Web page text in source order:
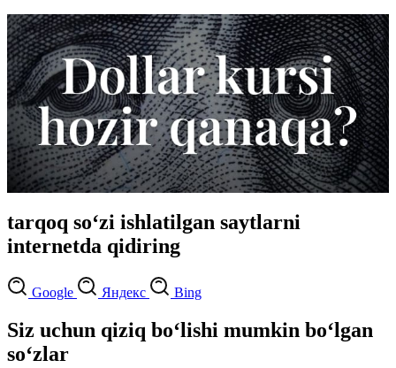
tarqoq so‘zi ishlatilgan saytlarni
internetda qidiring
Google Яндекс Bing
Siz uchun qiziq bo‘lishi mumkin bo‘lgan
so‘zlar